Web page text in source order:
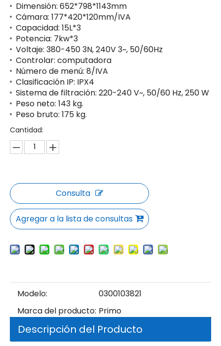
Dimensión: 652*798*1143mm
Cámara: 177*420*120mm/IVA
Capacidad: 15L*3
Potencia: 7kw*3
Voltaje: 380-450 3N, 240V 3~, 50/60Hz
Controlar: computadora
Número de menú: 8/IVA
Clasificación IP: IPX4
Sistema de filtración: 220-240 V~, 50/60 Hz, 250 W
Peso neto: 143 kg.
Peso bruto: 175 kg.
Cantidad:
Consulta
Agregar a la lista de consultas
Modelo:
0300103821
Marca del producto: Primo
Descripción del Producto